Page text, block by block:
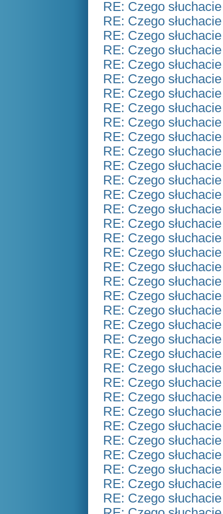
RE: Czego
RE: Czego
RE: Czego
RE: Czego
RE: Czego
RE: Czego
RE: Czego
RE: Czego
RE: Czego
RE: Czego
RE: Czego
RE: Czego
RE: Czego
RE: Czego
RE: Czego
RE: Czego
RE: Czego
RE: Czego
RE: Czego
RE: Czego
RE: Czego
RE: Czego
RE: Czego
RE: Czego
RE: Czego
RE: Czego
RE: Czego
RE: Czego
RE: Czego
RE: Czego
RE: Czego
RE: Czego
RE: Czego
RE: Czego
RE: Czego